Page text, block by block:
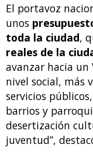
El portavoz
unos
toda la ciudad,
reales de la
avanzar hacia
nivel social, más
servicios
barrios y
desertización
juventud”,